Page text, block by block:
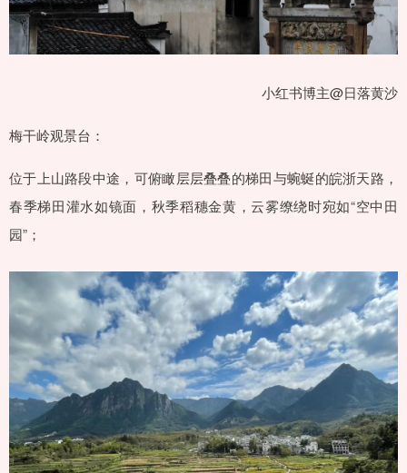
小红书博主@日落黄沙
梅干岭观景台：
位于上山路段中途，可俯瞰层层叠叠的梯田与蜿蜒的皖浙天路，
春季梯田灌水如镜面，秋季稻穗金黄，云雾缭绕时宛如“空中田
园”；